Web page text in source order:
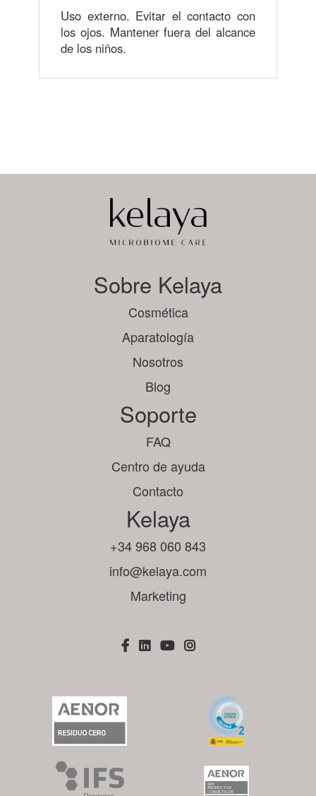
Uso externo. Evitar el contacto con
los ojos. Mantener fuera del alcance
de los niños.
Sobre Kelaya
Cosmética
Aparatología
Nosotros
Blog
Soporte
FAQ
Centro de ayuda
Contacto
Kelaya
+34 968 060 843
info@kelaya.com
Marketing